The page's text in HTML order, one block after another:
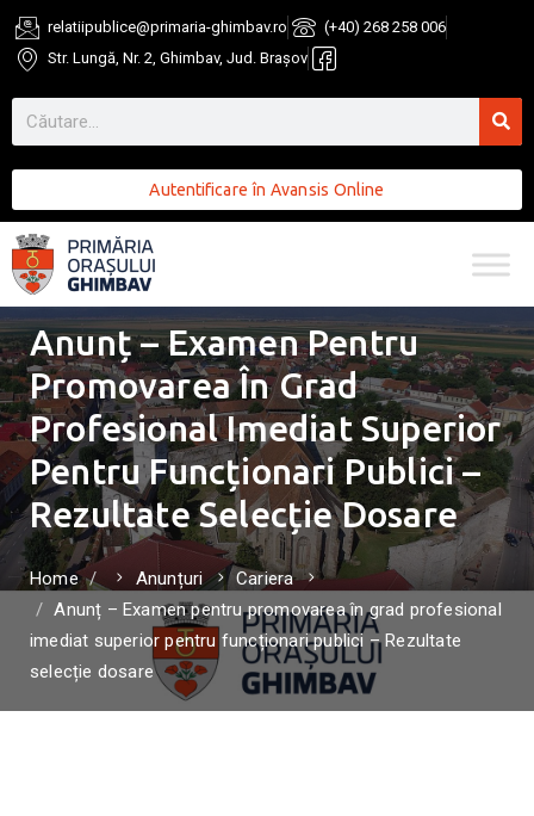
relatiipublice@primaria-ghimbav.ro
(+40) 268 258 006
Str. Lungă, Nr. 2, Ghimbav, Jud. Brașov
Autentificare în Avansis Online
Anunț – Examen Pentru
Promovarea În Grad
Profesional Imediat Superior
Pentru Funcționari Publici –
Rezultate Selecție Dosare
Home Anunțuri
Cariera
Anunț – Examen pentru promovarea în grad profesional
imediat superior pentru funcționari publici – Rezultate
selecție dosare